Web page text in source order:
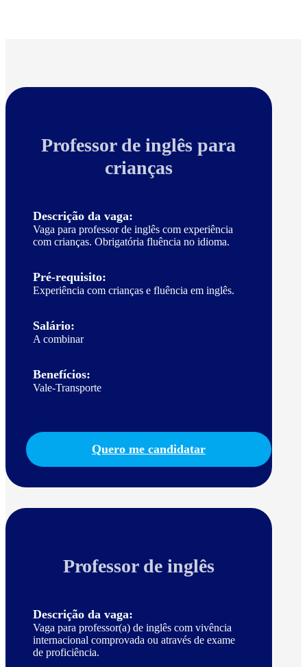
Professor de inglês para
crianças
Descrição da vaga:
Vaga para professor de inglês com experiência
com crianças. Obrigatória fluência no idioma.
Pré-requisito:
Experiência com crianças e fluência em inglês.
Salário:
A combinar
Benefícios:
Vale-Transporte
Quero me candidatar
Professor de inglês
Descrição da vaga:
Vaga para professor(a) de inglês com vivência
internacional comprovada ou através de exame
de proficiência.